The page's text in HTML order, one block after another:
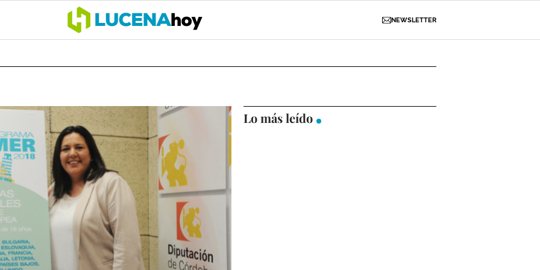
NEWSLETTER
Lo más leído